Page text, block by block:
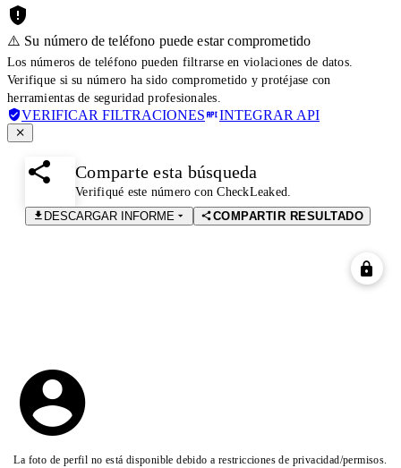
⚠️ Su número de teléfono puede estar comprometido
Los números de teléfono pueden filtrarse en violaciones de datos.
Verifique si su número ha sido comprometido y protéjase con
herramientas de seguridad profesionales.
VERIFICAR FILTRACIONES INTEGRAR API
Comparte esta búsqueda
Verifiqué este número con CheckLeaked.
DESCARGAR INFORME
COMPARTIR RESULTADO
La foto de perfil no está disponible debido a restricciones de privacidad/permisos.